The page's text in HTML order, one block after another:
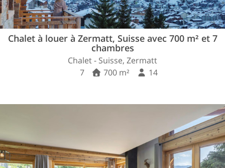
Chalet à louer à Zermatt, Suisse avec 700 m² et 7
chambres
Chalet - Suisse, Zermatt
7
700 m² 14